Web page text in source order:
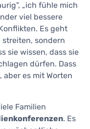
„ich fühle mich
viel bessere
Es geht
streiten, sondern
sie wissen, dass sie
dürfen. Dass
aber es mit Worten
Familien
. Es